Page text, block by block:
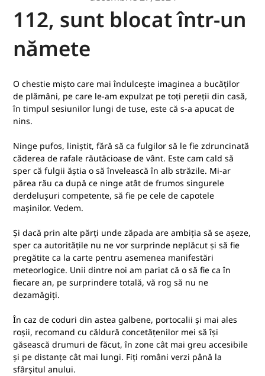
112, sunt blocat într-un
nămete
O chestie mișto care mai îndulcește imaginea a bucăților
de plămâni, pe care le-am expulzat pe toți pereții din casă,
în timpul sesiunilor lungi de tuse, este că s-a apucat de
nins.
Ninge pufos, liniștit, fără să ca fulgilor să le fie zdruncinată
căderea de rafale răutăcioase de vânt. Este cam cald să
sper că fulgii ăștia o să învelească în alb străzile. Mi-ar
părea rău ca după ce ninge atât de frumos singurele
derdelușuri competente, să fie pe cele de capotele
mașinilor. Vedem.
Și dacă prin alte părți unde zăpada are ambiția să se așeze,
sper ca autoritățile nu ne vor surprinde neplăcut și să fie
pregătite ca la carte pentru asemenea manifestări
meteorlogice. Unii dintre noi am pariat că o să fie ca în
fiecare an, pe surprindere totală, vă rog să nu ne
dezamăgiți.
În caz de coduri din astea galbene, portocalii și mai ales
roșii, recomand cu căldură concetățenilor mei să își
găsească drumuri de făcut, în zone cât mai greu accesibile
și pe distanțe cât mai lungi. Fiți români verzi până la
sfârșitul anului.